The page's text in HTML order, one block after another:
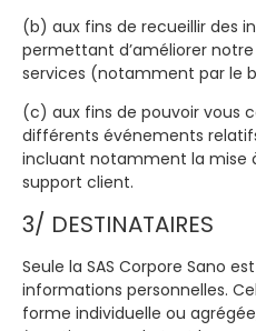
(b) aux fins de recueillir des
permettant d’améliorer
services (notamment par le
(c) aux fins de pouvoir vous
différents événements
incluant notamment la mise
support client.
3/ DESTINATAIRES
Seule la SAS Corpore Sano
informations personnelles.
forme individuelle ou